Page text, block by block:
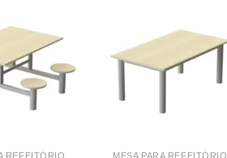
REFEITÓRIO MESA PARA REFEITÓRIO